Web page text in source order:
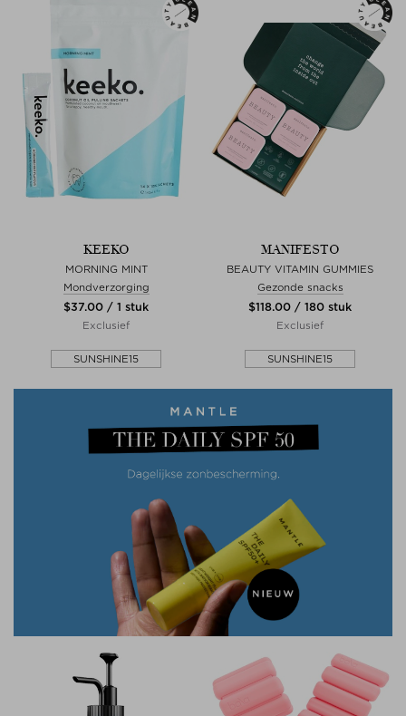
KEEKO
MORNING MINT
Mondverzorging
$‌37.00 / 1 stuk
Exclusief
SUNSHINE15
MANIFESTO
BEAUTY VITAMIN GUMMIES
Gezonde snacks
$‌118.00 / 180 stuk
Exclusief
SUNSHINE15